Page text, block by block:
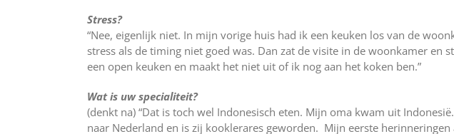
Stress?
“Nee, eigenlijk niet. In mijn vorige huis had ik een keuken los van de
stress als de timing niet goed was. Dan zat de visite in de woonkamer en
een open keuken en maakt het niet uit of ik nog aan het koken ben.”
Wat is uw specialiteit?
(denkt na) “Dat is toch wel Indonesisch eten. Mijn oma kwam uit
naar Nederland en is zij kooklerares geworden. Mijn eerste